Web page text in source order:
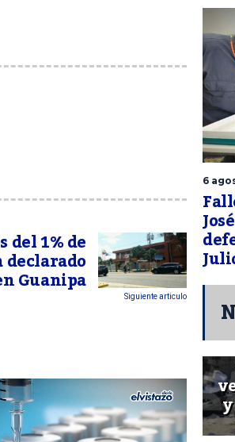
del 1% de
Guanipa Siguiente articulo
6